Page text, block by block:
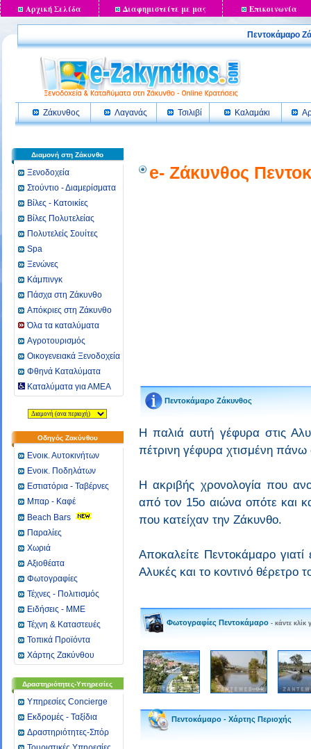
Αρχική Σελίδα Διαφημιστείτε με μας Επικοινωνία
Πεντοκάμαρο
Ζάκυνθος Λαγανάς Τσιλιβί Καλαμάκι
Διαμονή στη Ζάκυνθο
Ξενοδοχεία
Στούντιο - Διαμερίσματα
Βίλες - Κατοικίες
Βίλες Πολυτελείας
Πολυτελείς Σουίτες
Spa
Ξενώνες
Κάμπινγκ
Πάσχα στη Ζάκυνθο
Απόκριες στη Ζάκυνθο
Όλα τα καταλύματα
Αγροτουρισμός
Οικογενειακά Ξενοδοχεία
Φθηνά Καταλύματα
Καταλύματα για ΑΜΕΑ
Οδηγός Ζακύνθου
Ενοικ. Αυτοκινήτων
Ενοικ. Ποδηλάτων
Εστιατόρια - Ταβέρνες
Μπαρ - Καφέ
Beach Bars
Παραλίες
Χωριά
Αξιοθέατα
Φωτογραφίες
Τέχνες - Πολιτισμός
Ειδήσεις - ΜΜΕ
Τέχνη & Καταστευές
Τοπικά Προϊόντα
Χάρτης Ζακύνθου
Δραστηριότητες-Υπηρεσίες
Υπηρεσίες Concierge
Εκδρομές - Ταξίδια
Δραστηριότητες-Σπόρ
e- Ζάκυνθος
Πεντοκάμαρο Ζάκυνθος
Η παλιά αυτή γέφυρα στις
πέτρινη γέφυρα χτισμένη
Η ακριβής χρονολογία που
από τον 15ο αιώνα οπότε και
που κατείχαν την Ζάκυνθο.
Αποκαλείτε Πεντοκάμαρο
Αλυκές και το κοντινό θέρετρο
Φωτογραφίες Πεντοκάμαρο - κάντε κλίκ
Πεντοκάμαρο - Χάρτης Περιοχής